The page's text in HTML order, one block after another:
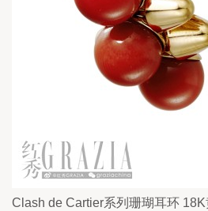
Clash de Cartier系列珊瑚耳环